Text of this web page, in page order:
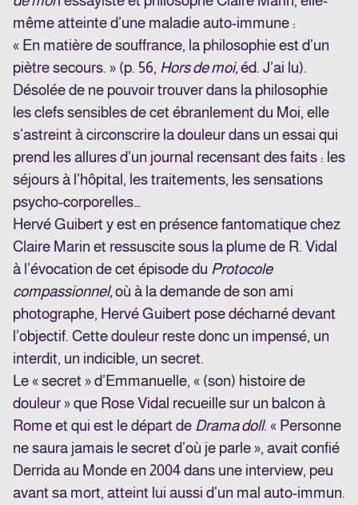
même atteinte d’une maladie auto-immune :
« En matière de souffrance, la philosophie est d’un
piètre secours. » (p. 56, Hors de moi,éd. J’ai lu).
Désolée de ne pouvoir trouver dans la philosophie
les clefs sensibles de cet ébranlement du Moi, elle
s’astreint à circonscrire la douleur dans un essai qui
prend les allures d’un journal recensant des faits : les
séjours à l’hôpital, les traitements, les sensations
psycho-corporelles…
Hervé Guibert y est en présence fantomatique chez
Claire Marin et ressuscite sous la plume de R. Vidal
à l’évocation de cet épisode du Protocole
compassionnel,où à la demande de son ami
photographe, Hervé Guibert pose décharné devant
l’objectif. Cette douleur reste donc un impensé, un
interdit, un indicible, un secret.
Le « secret » d’Emmanuelle, « (son) histoire de
douleur » que Rose Vidal recueille sur un balcon à
Rome et qui est le départ de Drama doll. « Personne
ne saura jamais le secret d’où je parle », avait confié
Derrida au Monde en 2004 dans une interview, peu
avant sa mort, atteint lui aussi d’un mal auto-immun.